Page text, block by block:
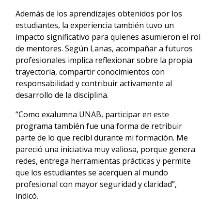
Además de los aprendizajes obtenidos por los
estudiantes, la experiencia también tuvo un
impacto significativo para quienes asumieron el rol
de mentores. Según Lanas, acompañar a futuros
profesionales implica reflexionar sobre la propia
trayectoria, compartir conocimientos con
responsabilidad y contribuir activamente al
desarrollo de la disciplina.
“Como exalumna UNAB, participar en este
programa también fue una forma de retribuir
parte de lo que recibí durante mi formación. Me
pareció una iniciativa muy valiosa, porque genera
redes, entrega herramientas prácticas y permite
que los estudiantes se acerquen al mundo
profesional con mayor seguridad y claridad”,
indicó.